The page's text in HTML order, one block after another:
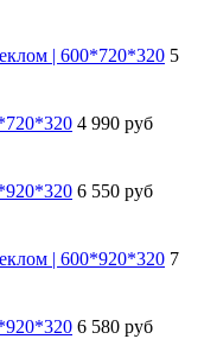
| 600*720*320 5
4 990 руб
6 550 руб
| 600*920*320 7
6 580 руб